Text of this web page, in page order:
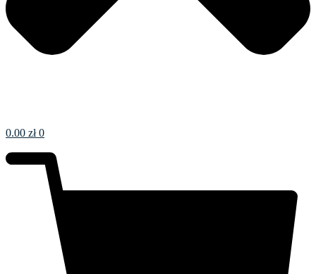
0.00 zł 0